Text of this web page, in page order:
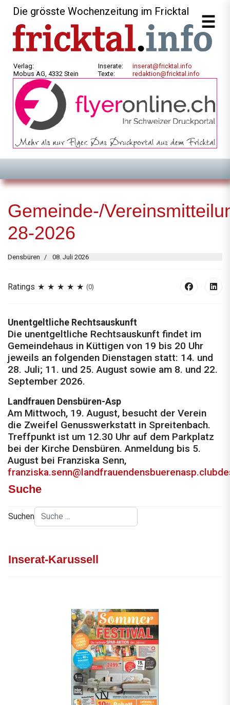
Die grösste Wochenzeitung im Fricktal
Verlag:
Mobus AG, 4332 Stein
Inserate:
Texte:
inserat@fricktal.info
redaktion@fricktal.info
Gemeinde-/
28-2026
Densbüren 08. Juli 2026
Ratings (0)
Unentgeltliche Rechtsauskunft
Die unentgeltliche Rechtsauskunft findet im
Gemeindehaus in Küttigen von 19 bis 20 Uhr
jeweils an folgenden Dienstagen statt: 14. und
28. Juli; 11. und 25. August sowie am 8. und 22.
September 2026.
Landfrauen Densbüren-Asp
Am Mittwoch, 19. August, besucht der Verein
die Zweifel Genusswerkstatt in Spreitenbach.
Treffpunkt ist um 12.30 Uhr auf dem Parkplatz
bei der Kirche Densbüren. Anmeldung bis 5.
August bei Franziska Senn,
Suche
Suchen
Inserat-Karussell